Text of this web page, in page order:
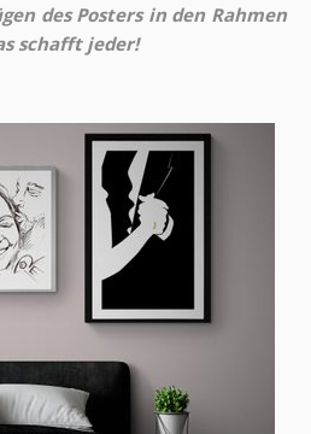
des Posters in den Rahmen
schafft jeder!